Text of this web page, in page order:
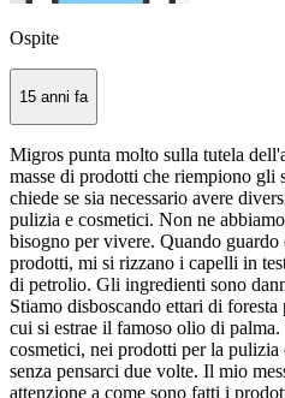
Ospite
15 anni fa
Migros punta molto sulla tutela
masse di prodotti che riempiono gli
chiede se sia necessario avere
pulizia e cosmetici. Non ne
bisogno per vivere. Quando guardo
prodotti, mi si rizzano i capelli in
di petrolio. Gli ingredienti sono
Stiamo disboscando ettari di
cui si estrae il famoso olio di
cosmetici, nei prodotti per la
senza pensarci due volte. Il mio
attenzione a come sono fatti i